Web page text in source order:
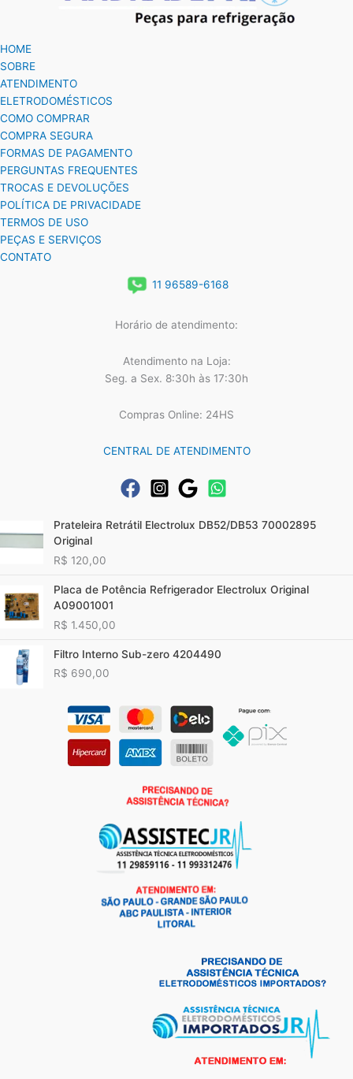
HOME
SOBRE
ATENDIMENTO
ELETRODOMÉSTICOS
COMO COMPRAR
COMPRA SEGURA
FORMAS DE PAGAMENTO
PERGUNTAS FREQUENTES
TROCAS E DEVOLUÇÕES
POLÍTICA DE PRIVACIDADE
TERMOS DE USO
PEÇAS E SERVIÇOS
CONTATO
11 96589-6168
Horário de atendimento:
Atendimento na Loja:
Seg. a Sex. 8:30h às 17:30h
Compras Online: 24HS
CENTRAL DE ATENDIMENTO
Prateleira Retrátil Electrolux DB52/DB53 70002895
Original
R$ 120,00
Placa de Potência Refrigerador Electrolux Original
A09001001
R$ 1.450,00
Filtro Interno Sub-zero 4204490
R$ 690,00